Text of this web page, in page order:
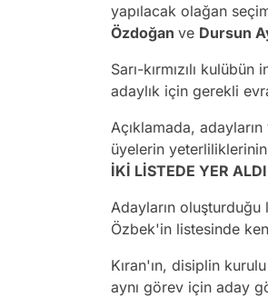
yapılacak olağan
Özdoğan ve Dursun
Sarı-kırmızılı
adaylık için gerekli
Açıklamada,
üyelerin
İKİ LİSTEDE YER ALDI
Adayların oluşturduğu
Özbek'in listesinde
Kıran'ın, disiplin
aynı görev için aday